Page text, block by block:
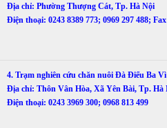
Địa chỉ: Phường Thượng Cát, Tp. Hà Nội
Điện thoại: 0243 8389 773; 0969 297 488;
4. Trạm nghiên cứu chăn nuôi Đà Điểu Ba Vì
Địa chỉ: Thôn Vân Hòa, Xã Yên Bài, Tp. Hà
Điện thoại: 0243 3969 300; 0968 813 499